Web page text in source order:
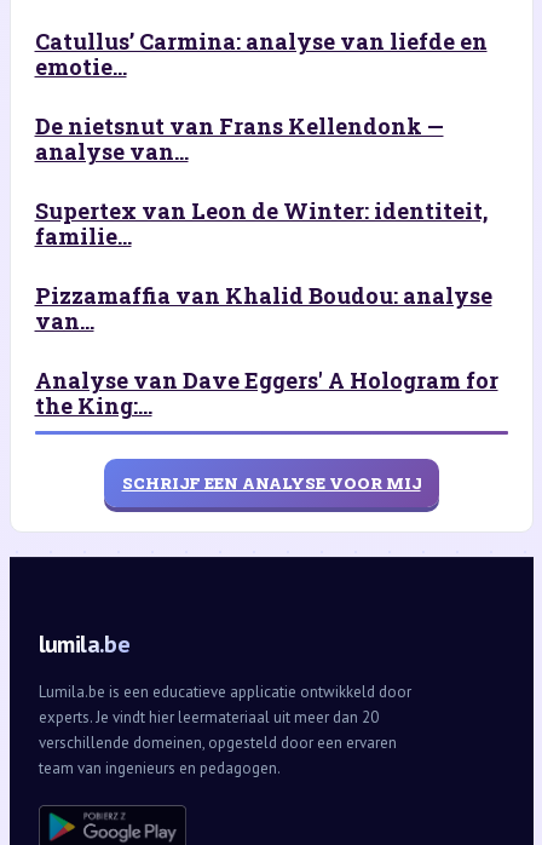
Catullus’ Carmina: analyse van liefde en
emotie...
De nietsnut van Frans Kellendonk —
analyse van...
Supertex van Leon de Winter: identiteit,
familie...
Pizzamaffia van Khalid Boudou: analyse
van...
Analyse van Dave Eggers' A Hologram for
the King:...
SCHRIJF EEN ANALYSE VOOR MIJ
lumila.be
Lumila.be is een educatieve applicatie ontwikkeld door
experts. Je vindt hier leermateriaal uit meer dan 20
verschillende domeinen, opgesteld door een ervaren
team van ingenieurs en pedagogen.